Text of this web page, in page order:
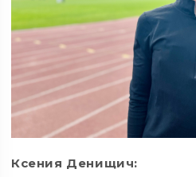
Ксения Денищич: